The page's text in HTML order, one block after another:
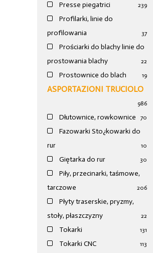
Presse piegatrici 239
Profilarki, linie do
profilowania
37
Prościarki do blachy linie do
prostowania blachy
22
Prostownice do blach 19
ASPORTAZIONI TRUCIOLO
986
Dłutownice, rowkownice 70
Fazowarki Sto¿kowarki do
rur
10
Giętarka do rur 30
Piły, przecinarki, taśmowe,
tarczowe
206
Płyty traserskie, pryzmy,
stoły, płaszczyzny
22
Tokarki 131
Tokarki CNC 113